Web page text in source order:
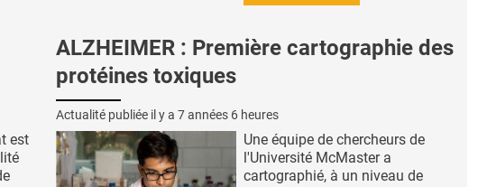
est
ALZHEIMER : Première cartographie des
protéines toxiques
Actualité publiée il y a 7 années 6 heures
Une équipe de chercheurs de
l'Université McMaster a
cartographié, à un niveau de